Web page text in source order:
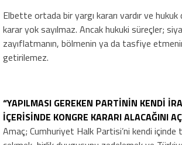
Elbette ortada bir yargı kararı vardır ve
karar yok sayılmaz. Ancak hukuki süreçler;
zayıflatmanın, bölmenin ya da tasfiye
getirilemez.
“YAPILMASI GEREKEN PARTİNİN KENDİ
İÇERİSİNDE KONGRE KARARI ALACAĞINI
Amaç; Cumhuriyet Halk Partisi’ni kendi içinde